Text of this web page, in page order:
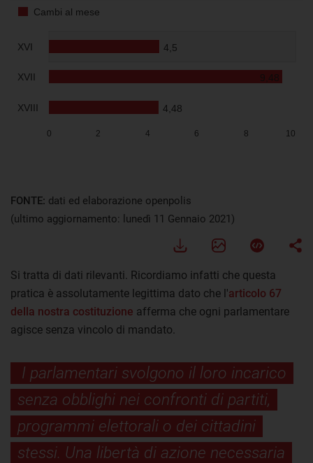
FONTE: dati ed elaborazione openpolis
(ultimo aggiornamento: lunedì 11 Gennaio 2021)
Si tratta di dati rilevanti. Ricordiamo infatti che questa
pratica è assolutamente legittima dato che l'articolo 67
della nostra costituzione afferma che ogni parlamentare
agisce senza vincolo di mandato.
I parlamentari svolgono il loro incarico
senza obblighi nei confronti di partiti,
programmi elettorali o dei cittadini
stessi. Una libertà di azione necessaria